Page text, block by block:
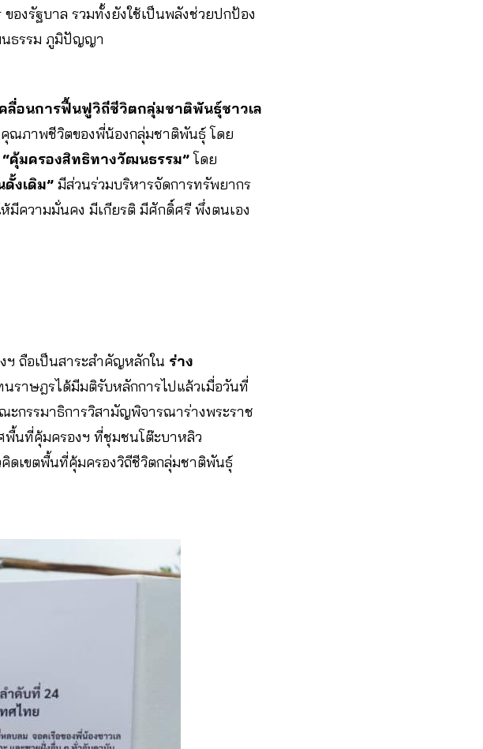
งรัฐบาล รวมทั้งยังใช้เป็นพลังช่วยปกป้อง
นธรรม ภูมิปัญญา
ลื่อนการฟื้นฟูวิถีชีวิตกลุ่มชาติพันธุ์ชาวเล
ณภาพชีวิตของพี่น้องกลุ่มชาติพันธุ์ โดย
“คุ้มครองสิทธิทางวัฒนธรรม”โดย
งเดิม” มีส่วนร่วมบริหารจัดการทรัพยากร
ความมั่นคง มีเกียรติ มีศักดิ์ศรี พึ่งตนเอง
ฯ ถือเป็นสาระสำคัญหลักใน ร่าง
ราษฎรได้มีมติรับหลักการไปแล้วเมื่อวันที่
กรรมาธิการวิสามัญพิจารณาร่างพระราช
นที่คุ้มครองฯ ที่ชุมชนโต๊ะบาหลิว
ดเขตพื้นที่คุ้มครองวิถีชีวิตกลุ่มชาติพันธุ์